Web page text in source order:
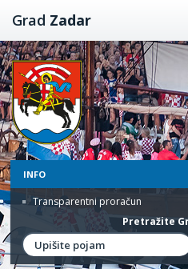
Preskoči
na
sadržaj
Grad Zadar
INFO
Transparentni proračun
Pretražite